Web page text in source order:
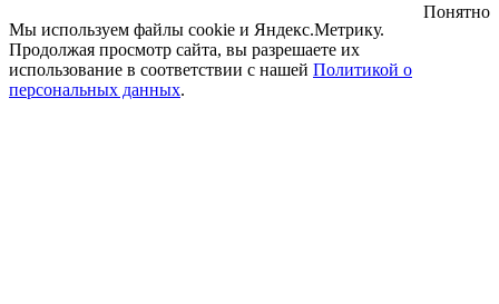
Мы используем файлы cookie и Яндекс.Метрику.
Продолжая просмотр сайта, вы разрешаете их
использование в соответствии с нашей Политикой о
персональных данных.
Понятно